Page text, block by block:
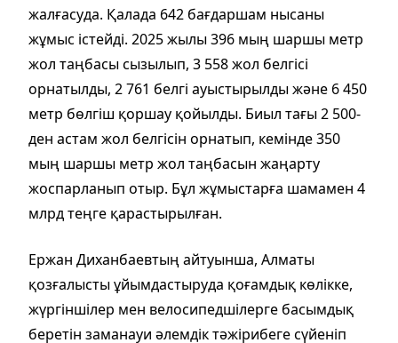
жалғасуда. Қалада 642 бағдаршам нысаны
жұмыс істейді. 2025 жылы 396 мың шаршы метр
жол таңбасы сызылып, 3 558 жол белгісі
орнатылды, 2 761 белгі ауыстырылды және 6 450
метр бөлгіш қоршау қойылды. Биыл тағы 2 500-
ден астам жол белгісін орнатып, кемінде 350
мың шаршы метр жол таңбасын жаңарту
жоспарланып отыр. Бұл жұмыстарға шамамен 4
млрд теңге қарастырылған.
Ержан Диханбаевтың айтуынша, Алматы
қозғалысты ұйымдастыруда қоғамдық көлікке,
жүргіншілер мен велосипедшілерге басымдық
беретін заманауи әлемдік тәжірибеге сүйеніп